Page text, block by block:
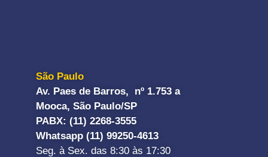
São Paulo
Av. Paes de Barros, nº 1.753 a
Mooca, São Paulo/SP
PABX: (11) 2268-3555
Whatsapp (11) 99250-4613
Seg. à Sex. das 8:30 às 17:30